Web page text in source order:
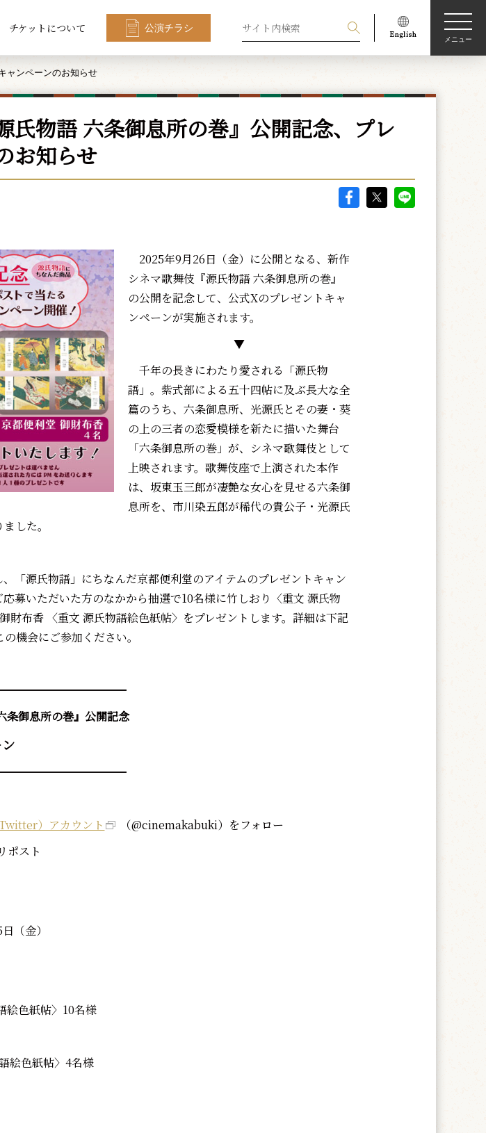
チケットについて 公演チラシ
メニュー
ャンペーンのお知らせ
氏物語 六条御息所の巻』公開記念、プレ
お知らせ
2025年9月26日（金）に公開となる、新作
シネマ歌舞伎『源氏物語 六条御息所の巻』
の公開を記念して、公式Xのプレゼントキャ
ンペーンが実施されます。
▼
千年の長きにわたり愛される「源氏物
語」。紫式部による五十四帖に及ぶ長大な全
篇のうち、六条御息所、光源氏とその妻・葵
の上の三者の恋愛模様を新たに描いた舞台
「六条御息所の巻」が、シネマ歌舞伎として
上映されます。歌舞伎座で上演された本作
は、坂東玉三郎が凄艶な女心を見せる六条御
息所を、市川染五郎が稀代の貴公子・光源氏
した。
「源氏物語」にちなんだ京都便利堂のアイテムのプレゼントキャン
募いただいた方のなかから抽選で10名様に竹しおり〈重文 源氏物
財布香 〈重文 源氏物語絵色紙帖〉をプレゼントします。詳細は下記
機会にご参加ください。
条御息所の巻』公開記念
）アカウント
（@cinemakabuki）をフォロー
ポスト
（金）
絵色紙帖〉10名様
絵色紙帖〉4名様